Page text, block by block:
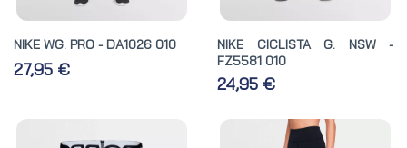
NIKE WG. PRO - DA1026 010
27,95 €
NIKE CICLISTA G. NSW -
FZ5581 010
24,95 €